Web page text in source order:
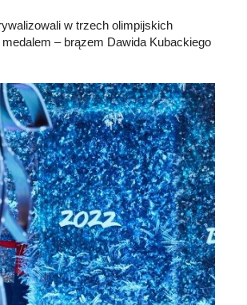
w trzech olimpijskich
– brązem Dawida Kubackiego